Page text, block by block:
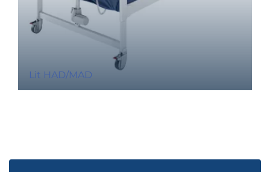
Lit HAD/MAD